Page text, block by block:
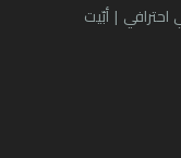
| أبّيت